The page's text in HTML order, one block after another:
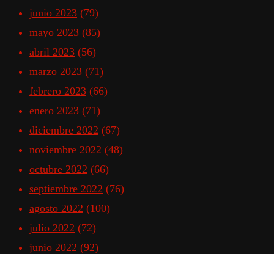
junio 2023 (79)
mayo 2023 (85)
abril 2023 (56)
marzo 2023 (71)
febrero 2023 (66)
enero 2023 (71)
diciembre 2022 (67)
noviembre 2022 (48)
octubre 2022 (66)
septiembre 2022 (76)
agosto 2022 (100)
julio 2022 (72)
junio 2022 (92)